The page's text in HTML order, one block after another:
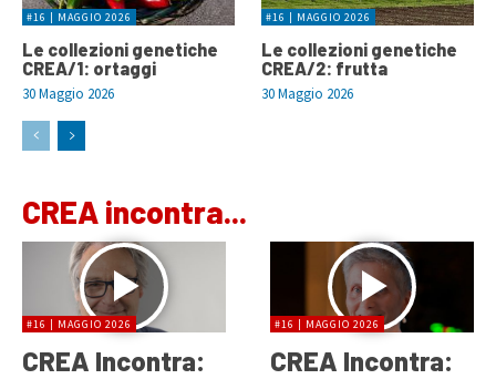
#16 | MAGGIO 2026
Le collezioni genetiche
CREA/1: ortaggi
30 Maggio 2026
#16 | MAGGIO 2026
Le collezioni genetiche
CREA/2: frutta
30 Maggio 2026
CREA incontra...
#16 | MAGGIO 2026
CREA Incontra:
#16 | MAGGIO 2026
CREA Incontra: